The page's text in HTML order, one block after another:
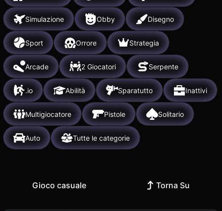
Simulazione Obby Disegno
Sport Orrore Strategia
Arcade 2 Giocatori Serpente
.io Abilità Sparatutto Inattivi
Multigiocatore Pistole Solitario
Auto Tutte le categorie
Gioco casuale Torna Su